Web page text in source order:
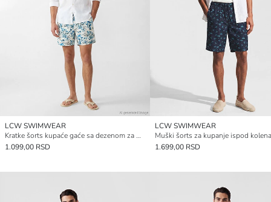
LCW SWIMWEAR
Kratke šorts kupaće gaće sa dezenom za muškarce
1.099,00 RSD
LCW SWIMWEAR
1.699,00 RSD